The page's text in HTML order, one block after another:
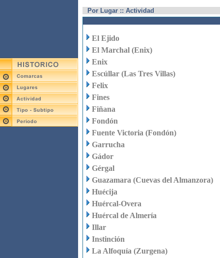
Por Lugar :: Actividad
El Ejido
El Marchal (Enix)
Enix
Escúllar (Las Tres Villas)
Felix
Fines
Fiñana
Fondón
Fuente Victoria (Fondón)
Garrucha
Gádor
Gérgal
Guazamara (Cuevas del Almanzora)
Huécija
Huércal-Overa
Huércal de Almería
Illar
Instinción
La Alfoquía (Zurgena)